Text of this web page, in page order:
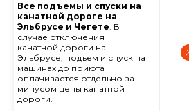
Все подъемы и спуски на
канатной дороге на
Эльбрусе и Чегете. В
случае отключения
канатной дороги на
Эльбрусе, подъем и спуск на
машинах до приюта
оплачивается отдельно за
минусом цены канатной
дороги.